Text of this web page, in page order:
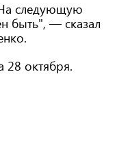
следующую
быть", — сказал
28 октября.